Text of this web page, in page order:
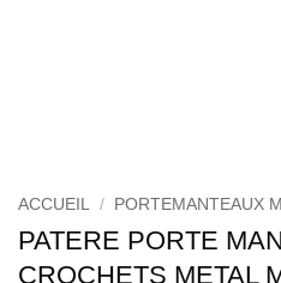
ACCUEIL / PORTEMANTEAUX
PATERE PORTE
CROCHETS METAL